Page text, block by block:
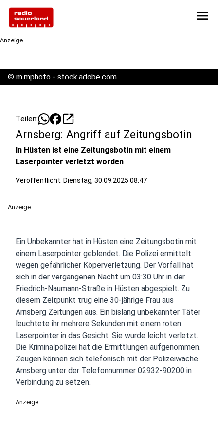
menu
Anzeige
© m.mphoto - stock.adobe.com
Teilen: open_in_new
Arnsberg: Angriff auf Zeitungsbotin
In Hüsten ist eine Zeitungsbotin mit einem
Laserpointer verletzt worden
Veröffentlicht: Dienstag, 30.09.2025 08:47
Anzeige
Ein Unbekannter hat in Hüsten eine Zeitungsbotin mit
einem Laserpointer geblendet. Die Polizei ermittelt
wegen gefährlicher Köperverletzung. Der Vorfall hat
sich in der vergangenen Nacht um 03:30 Uhr in der
Friedrich-Naumann-Straße in Hüsten abgespielt. Zu
diesem Zeitpunkt trug eine 30-jährige Frau aus
Arnsberg Zeitungen aus. Ein bislang unbekannter Täter
leuchtete ihr mehrere Sekunden mit einem roten
Laserpointer in das Gesicht. Sie wurde leicht verletzt.
Die Kriminalpolizei hat die Ermittlungen aufgenommen.
Zeugen können sich telefonisch mit der Polizeiwache
Arnsberg unter der Telefonnummer 02932-90200 in
Verbindung zu setzen.
Anzeige